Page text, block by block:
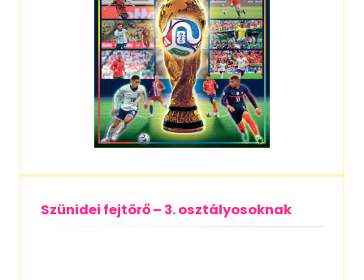
Szünidei fejtörő – 3. osztályosoknak